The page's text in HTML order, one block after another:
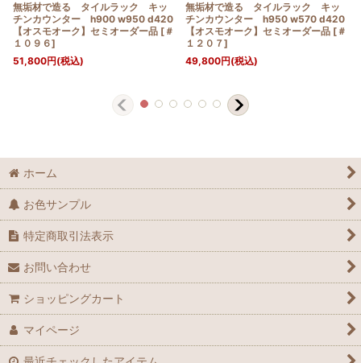
無垢材で造る タイルラック キッ
チンカウンター h900 w950 d420
【オスモオーク】セミオーダー品 [ ＃
１０９６]
51,800円(税込)
無垢材で造る タイルラック キッ
チンカウンター h950 w570 d420
【オスモオーク】セミオーダー品 [ ＃
１２０７]
49,800円(税込)
ホーム
お色サンプル
特定商取引法表示
お問い合わせ
ショッピングカート
マイページ